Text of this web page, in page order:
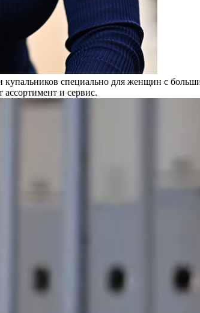
специально для женщин с
ассортимент и сервис.